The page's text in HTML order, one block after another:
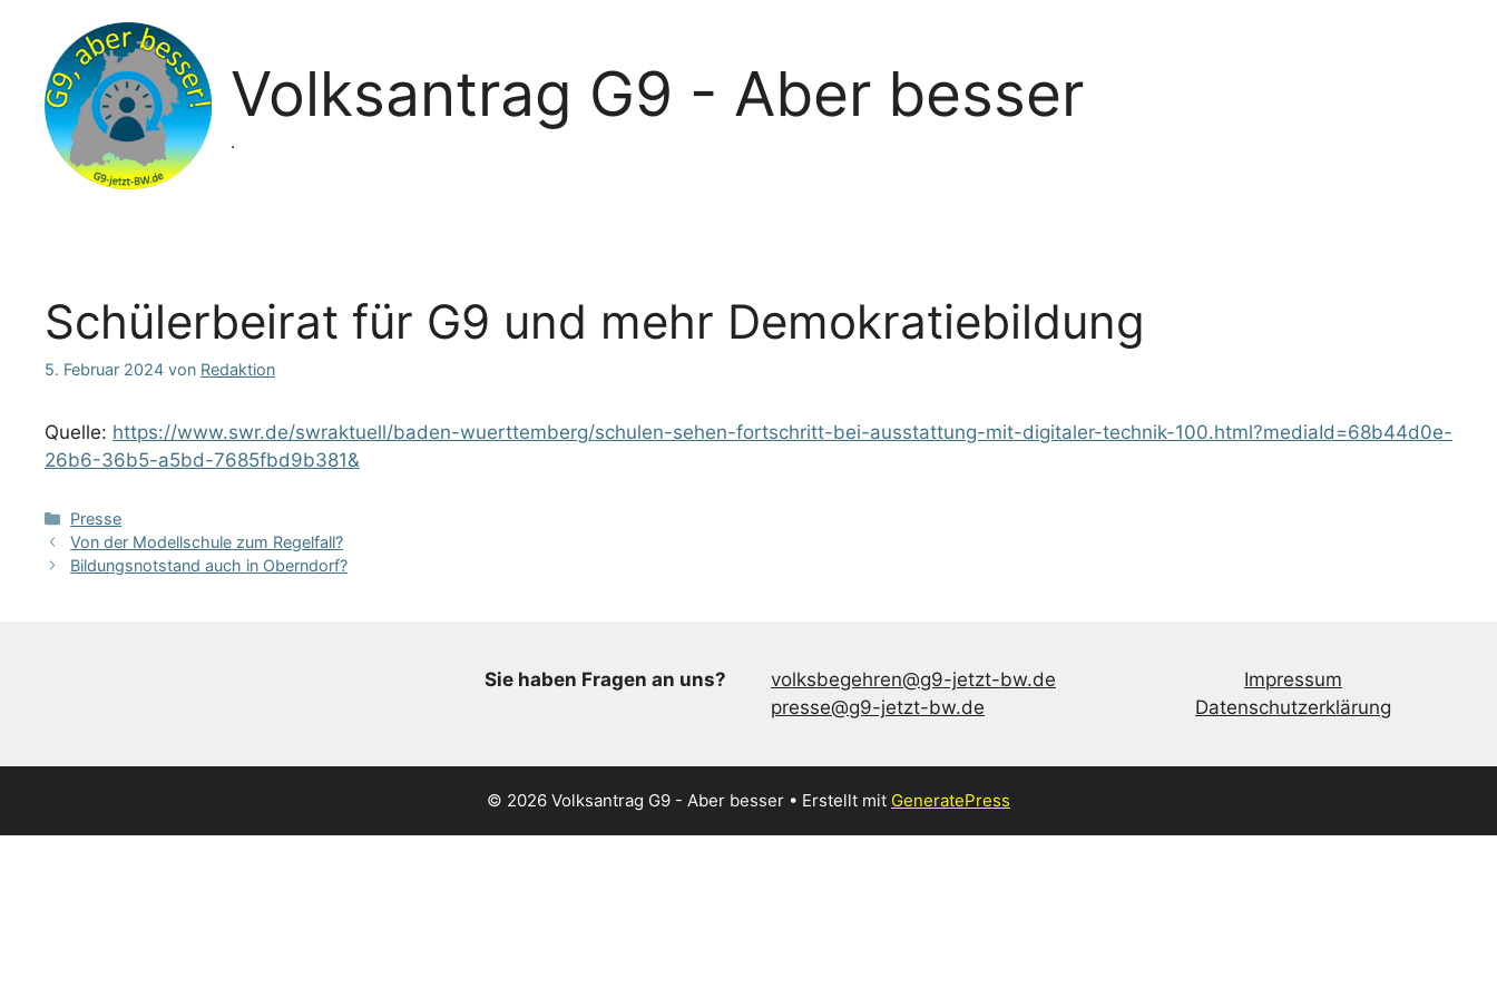
springen
Volksantrag G9 - Aber besser
.
Schülerbeirat für G9 und mehr Demokratiebildung
5. Februar 2024 von Redaktion
Quelle: https://www.swr.de/swraktuell/baden-wuerttemberg/schulen-sehen-fortschritt-bei-ausstattung-mit-digitaler-technik-100.html?mediaId=68b44d0e-
26b6-36b5-a5bd-7685fbd9b381&
Kategorien
Presse
Von der Modellschule zum Regelfall?
Bildungsnotstand auch in Oberndorf?
Sie haben Fragen an uns?
volksbegehren@g9-jetzt-bw.de
presse@g9-jetzt-bw.de
Impressum
Datenschutzerklärung
© 2026 Volksantrag G9 - Aber besser • Erstellt mit GeneratePress